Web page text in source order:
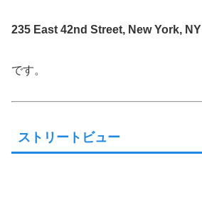
235 East 42nd Street, New York, NY
です。
ストリートビュー